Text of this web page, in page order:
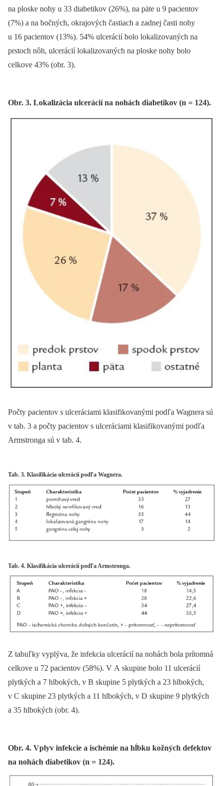
na ploske nohy u 33 diabetikov (26%), na päte u 9 pacientov
(7%) a na bočných, okrajových častiach a zadnej časti nohy
u 16 pacientov (13%). 54% ulcerácií bolo lokalizovaných na
prstoch nôh, ulcerácií lokalizovaných na ploske nohy bolo
celkove 43% (obr. 3).
Obr. 3. Lokalizácia ulcerácií na nohách diabetikov (n = 124).
Počty pacientov s ulceráciami klasifikovanými podľa Wagnera sú
v tab. 3 a počty pacientov s ulceráciami klasifikovanými podľa
Armstronga sú v tab. 4.
Tab. 3. Klasifikácia ulcerácií podľa Wagnera.
Tab. 4. Klasifikácia ulcerácií podľa Armstronga.
Z tabuľky vyplýva, že infekcia ulcerácií na nohách bola prítomná
celkove u 72 pacientov (58%). V A skupine bolo 11 ulcerácií
plytkých a 7 hlbokých, v B skupine 5 plytkých a 23 hlbokých,
v C skupine 23 plytkých a 11 hlbokých, v D skupine 9 plytkých
a 35 hlbokých (obr. 4).
Obr. 4. Vplyv infekcie a ischémie na hĺbku kožných defektov
na nohách diabetikov (n = 124).